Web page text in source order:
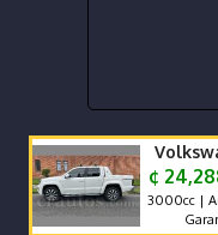
¢
3000cc |
Garantía